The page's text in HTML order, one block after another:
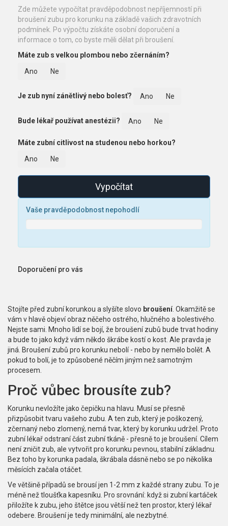
Zde můžete vypočítat pravděpodobnost nepříjemností při
broušení zubu pro korunku na základě vašich zdravotních
podmínek. Po výpočtu získáte osobní doporučení a
informace o tom, co byste měli dělat při broušení.
Máte zub s velkou plombou nebo zčernáním?
Ano
Ne
Je zub nyní zánětlivý nebo bolesť? Ano Ne
Bude lékař používat anestézii? Ano Ne
Máte zubní citlivost na studenou nebo horkou?
Ano
Ne
Vypočítat
Vaše pravděpodobnost nepohodlí
Doporučení pro vás
Stojíte před zubní korunkou a slyšíte slovo broušení. Okamžitě se
vám v hlavě objeví obraz něčeho ostrého, hlučného a bolestivého.
Nejste sami. Mnoho lidí se bojí, že broušení zubů bude trvat hodiny
a bude to jako když vám někdo škrábe kostí o kost. Ale pravda je
jiná. Broušení zubů pro korunku nebolí - nebo by nemělo bolět. A
pokud to bolí, je to způsobené něčím jiným než samotným
procesem.
Proč vůbec brousíte zub?
Korunku nevložíte jako čepičku na hlavu. Musí se přesně
přizpůsobit tvaru vašeho zubu. A ten zub, který je poškozený,
zčernaný nebo zlomený, nemá tvar, který by korunku udržel. Proto
zubní lékař odstraní část zubní tkáně - přesně to je broušení. Cílem
není zničit zub, ale vytvořit pro korunku pevnou, stabilní základnu.
Bez toho by korunka padala, škrábala dásně nebo se po několika
měsících začala otáčet.
Ve většině případů se brousí jen 1-2 mm z každé strany zubu. To je
méně než tloušťka kapesníku. Pro srovnání: když si zubní kartáček
přiložíte k zubu, jeho štětce jsou větší než ten prostor, který lékař
odebere. Broušení je tedy minimální, ale nezbytné.